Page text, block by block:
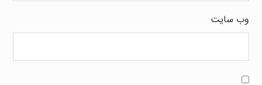
وب‌ سایت